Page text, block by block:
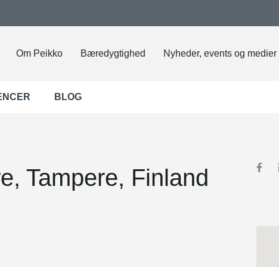
Om Peikko Bæredygtighed Nyheder, events og medier
BLOG
Tampere, Finland